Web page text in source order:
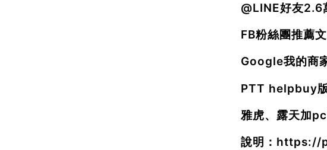
@LINE好友2.6
FB粉絲團推薦
Google我的商
PTT helpbuy
雅虎、露天加
說明： https://